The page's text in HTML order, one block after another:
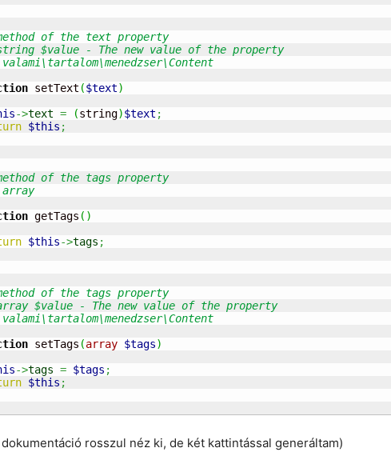
setText ($text)
->text = (string)$text ;
$this ;
getTags ( )
$this->tags ;
setTags (array $tags)
->tags = $tags ;
$this ;
rosszul néz ki, de két kattintással generáltam)